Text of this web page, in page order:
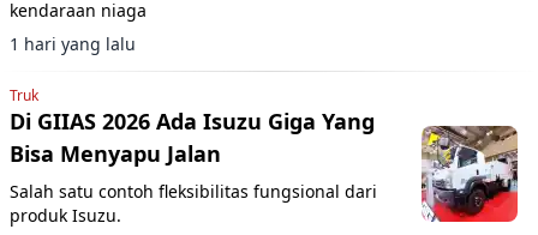
kendaraan niaga
1 hari yang lalu
Truk
Di GIIAS 2026 Ada Isuzu Giga Yang
Bisa Menyapu Jalan
Salah satu contoh fleksibilitas fungsional dari
produk Isuzu.